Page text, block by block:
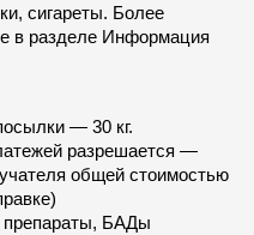
сигареты. Более
в разделе Информация
— 30 кг.
разрешается —
общей стоимостью
препараты, БАДы